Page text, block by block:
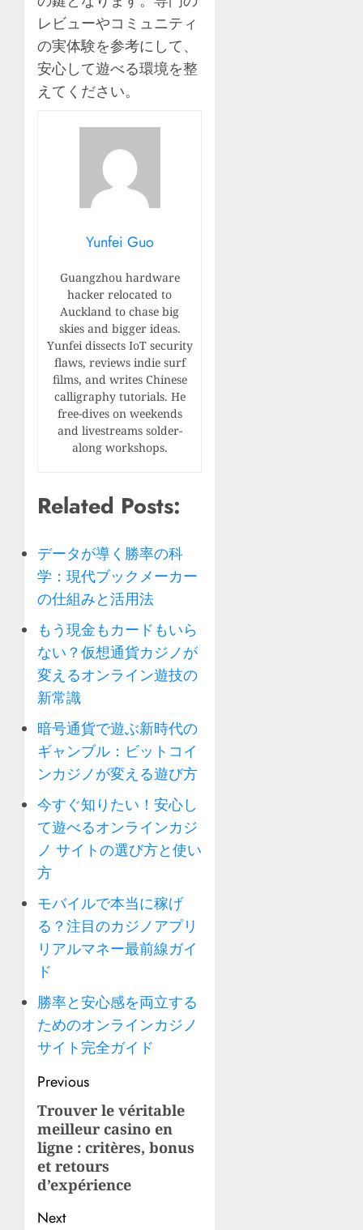
レビューやコミュニティ
の実体験を参考にして、
安心して遊べる環境を整
えてください。
Yunfei Guo
Guangzhou hardware
hacker relocated to
Auckland to chase big
skies and bigger ideas.
Yunfei dissects IoT security
flaws, reviews indie surf
films, and writes Chinese
calligraphy tutorials. He
free-dives on weekends
and livestreams solder-
along workshops.
Related Posts:
データが導く勝率の科
学：現代ブックメーカー
の仕組みと活用法
もう現金もカードもいら
ない？仮想通貨カジノが
変えるオンライン遊技の
新常識
暗号通貨で遊ぶ新時代の
ギャンブル：ビットコイ
ンカジノが変える遊び方
今すぐ知りたい！安心し
て遊べるオンラインカジ
ノ サイトの選び方と使い
方
モバイルで本当に稼げ
る？注目のカジノアプリ
リアルマネー最前線ガイ
ド
勝率と安心感を両立する
ためのオンラインカジノ
サイト完全ガイド
Post
navigation
Previous
Previous
post:
Trouver le véritable
meilleur casino en
ligne : critères, bonus
et retours
d’expérience
Next